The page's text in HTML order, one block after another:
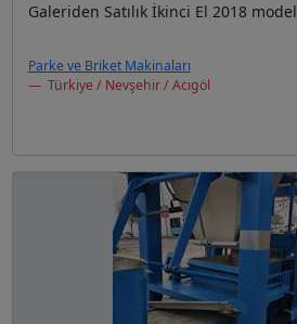
Galeriden Satılık İkinci El 2018 model
Parke ve Briket Makinaları
Türkiye / Nevşehir / Acıgöl